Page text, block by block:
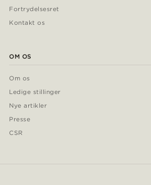
Fortrydelsesret
Kontakt os
OM OS
Om os
Ledige stillinger
Nye artikler
Presse
CSR